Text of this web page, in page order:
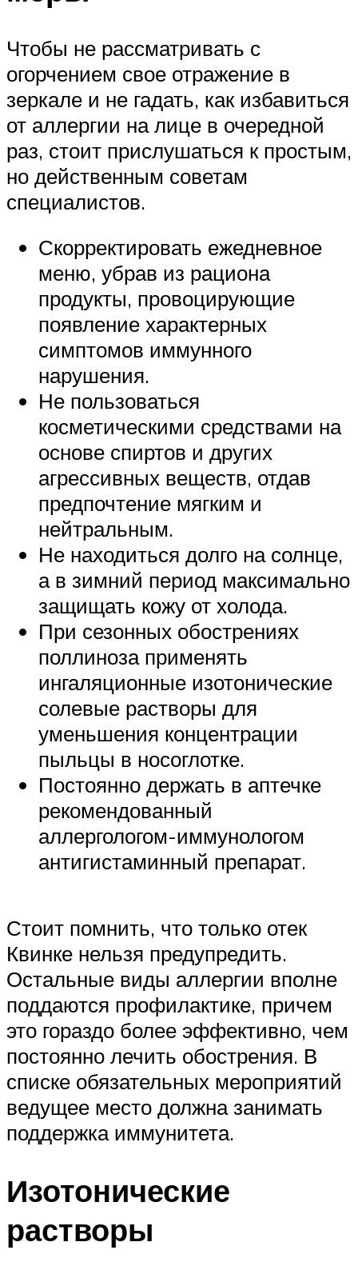
Чтобы не рассматривать с
огорчением свое отражение в
зеркале и не гадать, как избавиться
от аллергии на лице в очередной
раз, стоит прислушаться к простым,
но действенным советам
специалистов.
Скорректировать ежедневное
меню, убрав из рациона
продукты, провоцирующие
появление характерных
симптомов иммунного
нарушения.
Не пользоваться
косметическими средствами на
основе спиртов и других
агрессивных веществ, отдав
предпочтение мягким и
нейтральным.
Не находиться долго на солнце,
а в зимний период максимально
защищать кожу от холода.
При сезонных обострениях
поллиноза применять
ингаляционные изотонические
солевые растворы для
уменьшения концентрации
пыльцы в носоглотке.
Постоянно держать в аптечке
рекомендованный
аллергологом-иммунологом
антигистаминный препарат.
Стоит помнить, что только отек
Квинке нельзя предупредить.
Остальные виды аллергии вполне
поддаются профилактике, причем
это гораздо более эффективно, чем
постоянно лечить обострения. В
списке обязательных мероприятий
ведущее место должна занимать
поддержка иммунитета.
Изотонические
растворы